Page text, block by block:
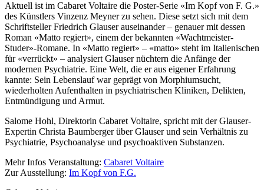
Aktuell ist im Cabaret Voltaire die Poster-Serie «Im Kopf von F. G.»
des Künstlers Vinzenz Meyner zu sehen. Diese setzt sich mit dem
Schriftsteller Friedrich Glauser auseinander – genauer mit dessen
Roman «Matto regiert», einem der bekannten «Wachtmeister-
Studer»-Romane. In «Matto regiert» – «matto» steht im Italienischen
für «verrückt» – analysiert Glauser nüchtern die Anfänge der
modernen Psychiatrie. Eine Welt, die er aus eigener Erfahrung
kannte: Sein Lebenslauf war geprägt von Morphiumsucht,
wiederholten Aufenthalten in psychiatrischen Kliniken, Delikten,
Entmündigung und Armut.
Salome Hohl, Direktorin Cabaret Voltaire, spricht mit der Glauser-
Expertin Christa Baumberger über Glauser und sein Verhältnis zu
Psychiatrie, Psychoanalyse und psychoaktiven Substanzen.
Mehr Infos Veranstaltung: Cabaret Voltaire
Zur Ausstellung: Im Kopf von F.G.